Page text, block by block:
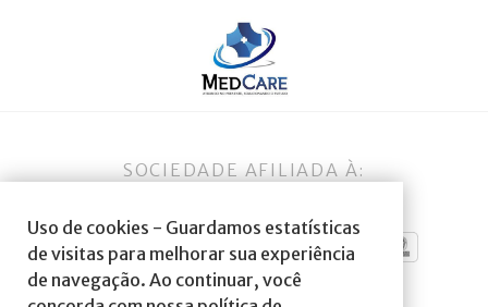
Uso de cookies - Guardamos estatísticas
de visitas para melhorar sua experiência
de navegação. Ao continuar, você
SOCIEDADE AFILIADA À: